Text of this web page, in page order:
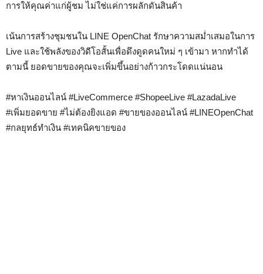
การให้คุณค่าแก่ผู้ชม ไม่ใช่แค่การผลักดันสินค้า
เน้นการสร้างชุมชนใน LINE OpenChat รักษาความสม่ำเสมอในการ
Live และใช้พลังของวิดีโอสั้นเพื่อดึงดูดคนใหม่ ๆ เข้ามา หากทำได้
ตามนี้ ยอดขายของคุณจะเพิ่มขึ้นอย่างก้าวกระโดดแน่นอน
#หาเงินออนไลน์ #LiveCommerce #ShopeeLive #LazadaLive
#เพิ่มยอดขาย #ไม่ต้องยิงแอด #ขายของออนไลน์ #LINEOpenChat
#กลยุทธ์ทำเงิน #เทคนิคขายของ